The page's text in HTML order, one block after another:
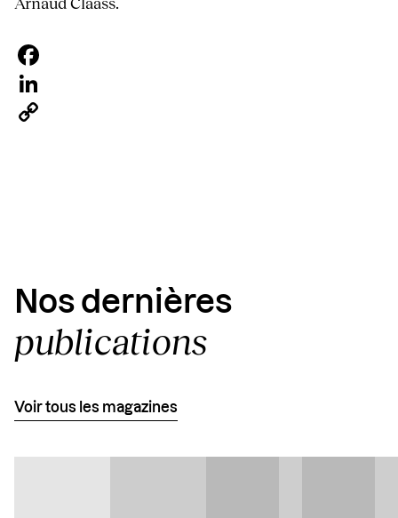
Facebook
LinkedIn
Nos dernières
publications
Voir tous les magazines